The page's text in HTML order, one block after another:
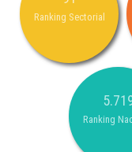
Ranking Sectorial
Ranking